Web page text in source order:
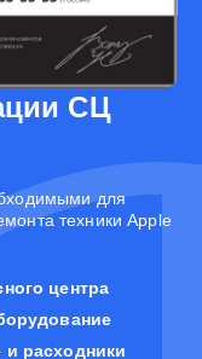
СЦ
для
техники Apple
центра
расходники